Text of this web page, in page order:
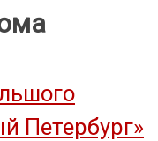
Петербург»